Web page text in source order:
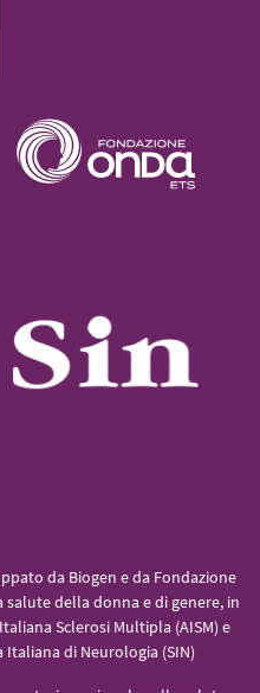
da Biogen e da Fondazione
salute della donna e di genere, in
Sclerosi Multipla (AISM) e
di Neurologia (SIN)